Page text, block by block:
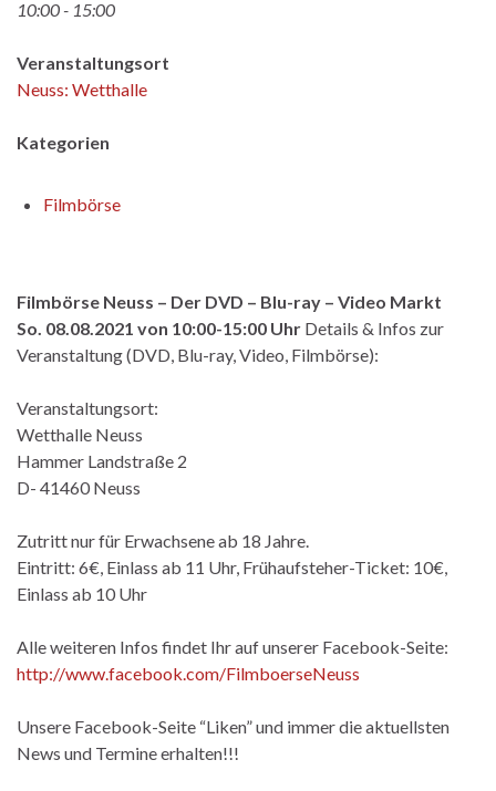
10:00 - 15:00
Veranstaltungsort
Neuss: Wetthalle
Kategorien
Filmbörse
Filmbörse Neuss – Der DVD – Blu-ray – Video Markt
So. 08.08.2021 von 10:00-15:00 Uhr Details & Infos zur
Veranstaltung (DVD, Blu-ray, Video, Filmbörse):
Veranstaltungsort:
Wetthalle Neuss
Hammer Landstraße 2
D- 41460 Neuss
Zutritt nur für Erwachsene ab 18 Jahre.
Eintritt: 6€, Einlass ab 11 Uhr, Frühaufsteher-Ticket: 10€,
Einlass ab 10 Uhr
Alle weiteren Infos findet Ihr auf unserer Facebook-Seite:
http://www.facebook.com/FilmboerseNeuss
Unsere Facebook-Seite “Liken” und immer die aktuellsten
News und Termine erhalten!!!